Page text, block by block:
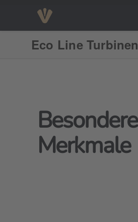
Eco Line Turbinen
Besondere
Merkmale